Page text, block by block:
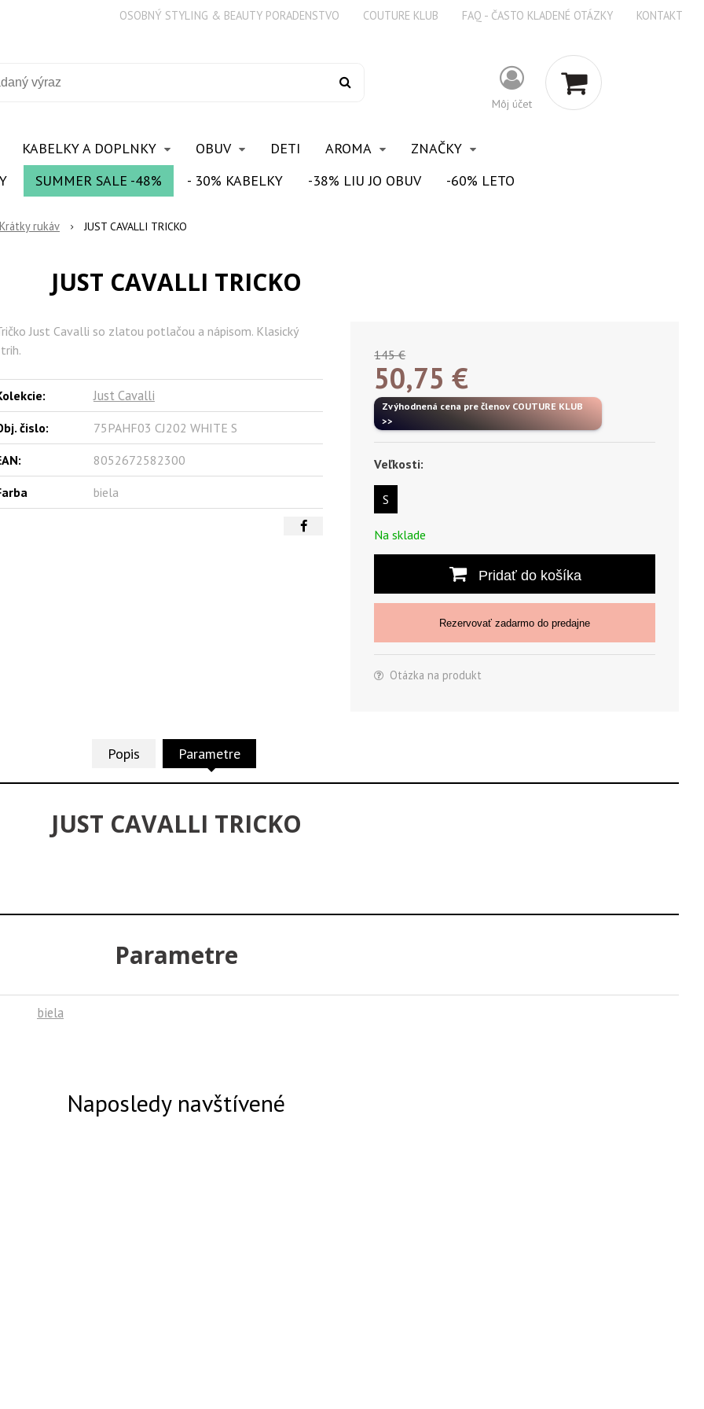
OSOBNÝ STYLING & BEAUTY PORADENSTVO COUTURE KLUB FAQ - ČASTO KLADENÉ OTÁZKY KONTAKT
Môj účet
KABELKY A DOPLNKY OBUV DETI AROMA
ZNAČKY
SUMMER SALE -48% - 30% KABELKY -38% LIU JO OBUV -60% LETO
rukáv JUST CAVALLI TRICKO
JUST CAVALLI TRICKO
145 €
50,75 €
Zvýhodnená cena pre členov COUTURE KLUB
>>
Veľkosti:
S
Na sklade
Pridať do košíka
Rezervovať zadarmo do predajne
Otázka na produkt
Just Cavalli so zlatou potlačou a nápisom. Klasický
Just Cavalli
čislo: 75PAHF03 CJ202 WHITE S
8052672582300
biela
Popis Parametre
JUST CAVALLI TRICKO
Parametre
biela
Naposledy navštívené